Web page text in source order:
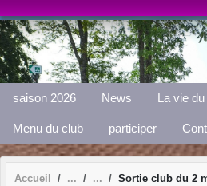
saison 2026 News La vie
Menu du club participer
Accueil Sortie club du 2